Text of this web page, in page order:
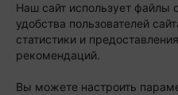
что теперь можем
моментов,
привычный вкус,
быстрое
Наш сайт использует файлы
удобства пользователей
статистики и
рекомендаций.
Вы можете настроить